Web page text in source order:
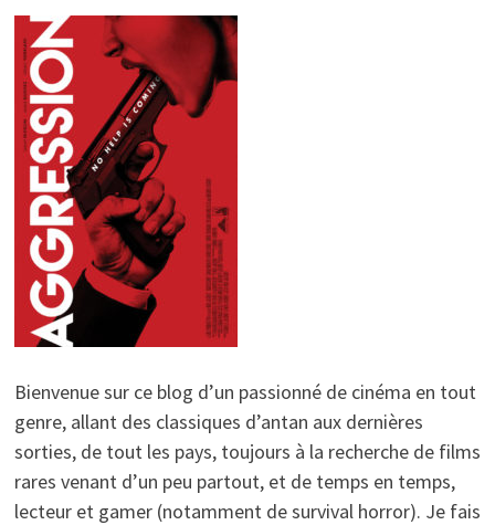
Bienvenue sur ce blog d’un passionné de cinéma en tout
genre, allant des classiques d’antan aux dernières
sorties, de tout les pays, toujours à la recherche de films
rares venant d’un peu partout, et de temps en temps,
lecteur et gamer (notamment de survival horror). Je fais